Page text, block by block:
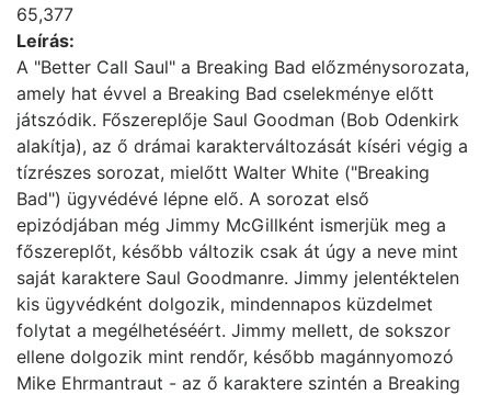
65,377
Leírás:
A "Better Call Saul" a Breaking Bad előzménysorozata,
amely hat évvel a Breaking Bad cselekménye előtt
játszódik. Főszereplője Saul Goodman (Bob Odenkirk
alakítja), az ő drámai karakterváltozását kíséri végig a
tízrészes sorozat, mielőtt Walter White ("Breaking
Bad") ügyvédévé lépne elő. A sorozat első
epizódjában még Jimmy McGillként ismerjük meg a
főszereplőt, később változik csak át úgy a neve mint
saját karaktere Saul Goodmanre. Jimmy jelentéktelen
kis ügyvédként dolgozik, mindennapos küzdelmet
folytat a megélhetéséért. Jimmy mellett, de sokszor
ellene dolgozik mint rendőr, később magánnyomozó
Mike Ehrmantraut - az ő karaktere szintén a Breaking